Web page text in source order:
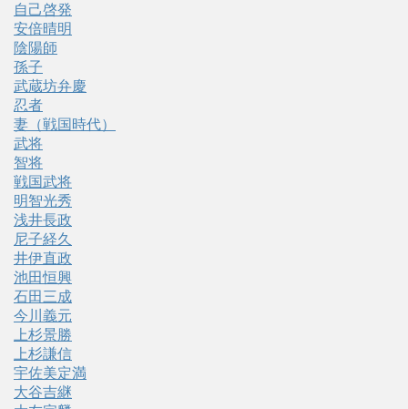
自己啓発
安倍晴明
陰陽師
孫子
武蔵坊弁慶
忍者
妻（戦国時代）
武将
智将
戦国武将
明智光秀
浅井長政
尼子経久
井伊直政
池田恒興
石田三成
今川義元
上杉景勝
上杉謙信
宇佐美定満
大谷吉継